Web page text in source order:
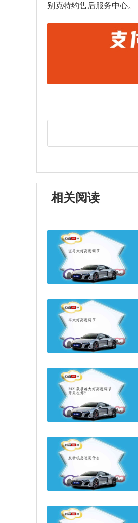
别克特约售后服务中心。
相关阅读